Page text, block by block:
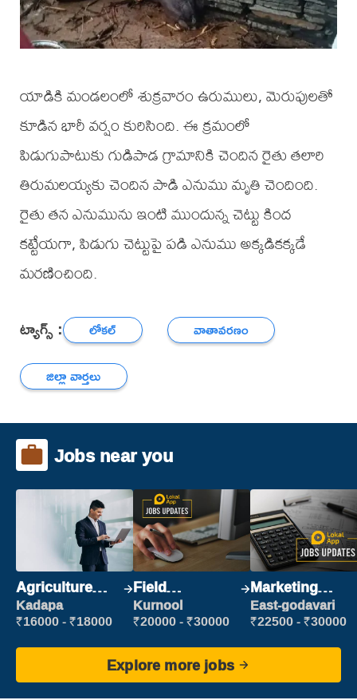
యాడికి మండలంలో శుక్రవారం ఉరుములు, మెరుపులతో
కూడిన భారీ వర్షం కురిసింది. ఈ క్రమంలో
పిడుగుపాటుకు గుడిపాడ గ్రామానికి చెందిన రైతు తలారి
తిరుమలయ్యకు చెందిన పాడి ఎనుము మృతి చెందింది.
రైతు తన ఎనుమును ఇంటి ముందున్న చెట్టు కింద
కట్టేయగా, పిడుగు చెట్టుపై పడి ఎనుము అక్కడికక్కడే
మరణించింది.
ట్యాగ్స్ : లోకల్
వాతావరణం
జిల్లా వార్తలు
Jobs near you
Agriculture
Labour
Kadapa
₹16000 - ₹18000
Field
Marketing
Executive
Kurnool
₹20000 - ₹30000
Marketing
Executive
East-godavari
₹22500 - ₹30000
Explore more jobs